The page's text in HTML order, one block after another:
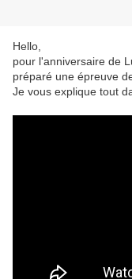
Hello,
pour l'anniversaire de
préparé une épreuve
Je vous explique tout